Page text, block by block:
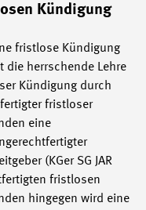
Kündigung
fristlose Kündigung
die herrschende Lehre
Kündigung durch
fristloser
eine
(KGer SG JAR
fristlosen
hingegen wird eine